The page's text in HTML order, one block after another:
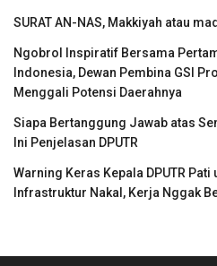
SURAT AN-NAS, Makkiyah atau
Ngobrol Inspiratif Bersama
Indonesia, Dewan Pembina GSI
Menggali Potensi Daerahnya
Siapa Bertanggung Jawab atas
Ini Penjelasan DPUTR
Warning Keras Kepala DPUTR
Infrastruktur Nakal, Kerja Nggak